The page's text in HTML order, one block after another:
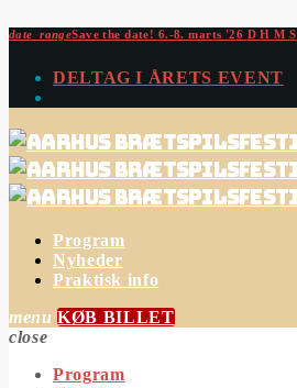
date_rangeSave the date! 6.-8. marts '26 D H M S
DELTAG I ÅRETS EVENT
Program
Nyheder
Praktisk info
menu KØB BILLET
close
Program